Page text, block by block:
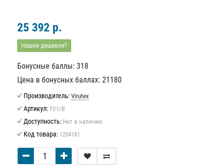
25 392 р.
Нашли дешевле?
Бонусные баллы: 318
Цена в бонусных баллах: 21180
Производитель: Virutex
Артикул: FS1/B
Доступность: Нет в наличии
Код товара: 1204181